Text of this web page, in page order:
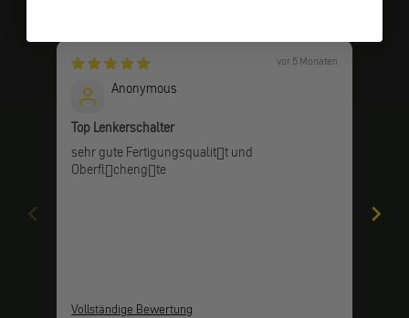
vor 5 Monaten
Anonymous
Top Lenkerschalter
sehr gute Fertigungsqualit�t und
Oberfl�cheng�te
Vollständige Bewertung